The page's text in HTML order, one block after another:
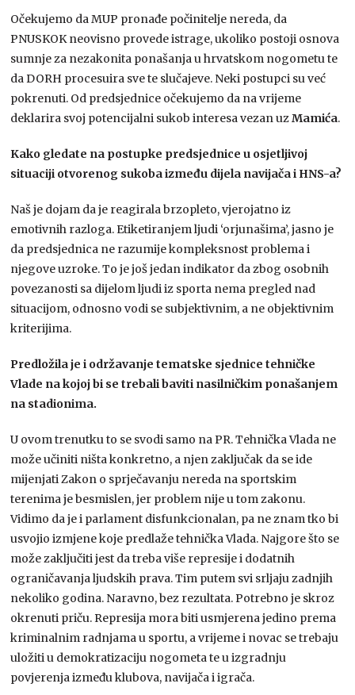
Očekujemo da MUP pronađe počinitelje nereda, da
PNUSKOK neovisno provede istrage, ukoliko postoji osnova
sumnje za nezakonita ponašanja u hrvatskom nogometu te
da DORH procesuira sve te slučajeve. Neki postupci su već
pokrenuti. Od predsjednice očekujemo da na vrijeme
deklarira svoj potencijalni sukob interesa vezan uzMamića.
Kako gledate na postupke predsjednice u osjetljivoj
situaciji otvorenog sukoba između dijela navijača i HNS-a?
Naš je dojam da je reagirala brzopleto, vjerojatno iz
emotivnih razloga. Etiketiranjem ljudi ‘orjunašima’, jasno je
da predsjednica ne razumije kompleksnost problema i
njegove uzroke. To je još jedan indikator da zbog osobnih
povezanosti sa dijelom ljudi iz sporta nema pregled nad
situacijom, odnosno vodi se subjektivnim, a ne objektivnim
kriterijima.
Predložila je i održavanje tematske sjednice tehničke
Vlade na kojoj bi se trebali baviti nasilničkim ponašanjem
na stadionima.
U ovom trenutku to se svodi samo na PR. Tehnička Vlada ne
može učiniti ništa konkretno, a njen zaključak da se ide
mijenjati Zakon o sprječavanju nereda na sportskim
terenima je besmislen, jer problem nije u tom zakonu.
Vidimo da je i parlament disfunkcionalan, pa ne znam tko bi
usvojio izmjene koje predlaže tehnička Vlada. Najgore što se
može zaključiti jest da treba više represije i dodatnih
ograničavanja ljudskih prava. Tim putem svi srljaju zadnjih
nekoliko godina. Naravno, bez rezultata. Potrebno je skroz
okrenuti priču. Represija mora biti usmjerena jedino prema
kriminalnim radnjama u sportu, a vrijeme i novac se trebaju
uložiti u demokratizaciju nogometa te u izgradnju
povjerenja između klubova, navijača i igrača.